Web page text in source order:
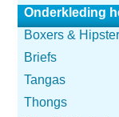
Onderkleding
Boxers &
Briefs
Tangas
Thongs